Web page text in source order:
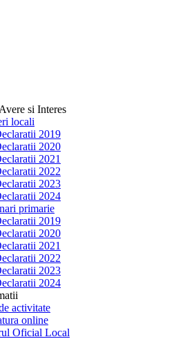
si Interes
locali
2019
2020
2021
2022
2023
2024
primarie
2019
2020
2021
2022
2023
2024
activitate
online
Oficial Local